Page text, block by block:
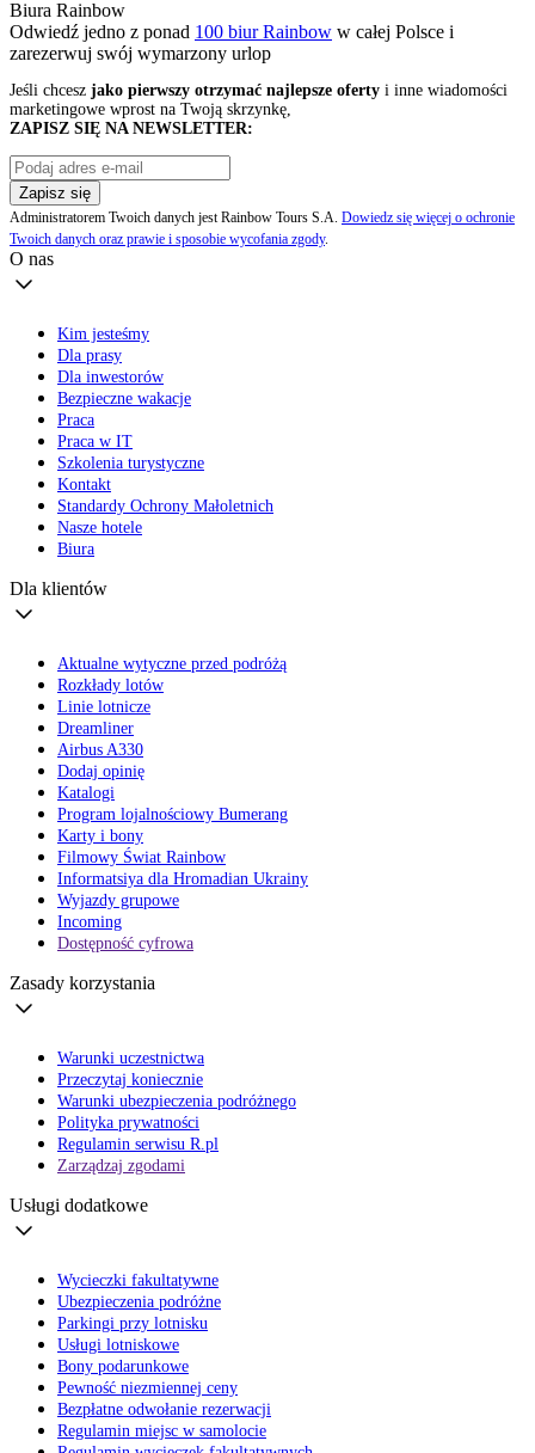
Biura Rainbow
Odwiedź jedno z ponad 100 biur Rainbow w całej Polsce i
zarezerwuj swój wymarzony urlop
Jeśli chcesz jako pierwszy otrzymać najlepsze oferty i inne wiadomości
marketingowe wprost na Twoją skrzynkę,
ZAPISZ SIĘ NA NEWSLETTER:
Zapisz się
Administratorem Twoich danych jest Rainbow Tours S.A. Dowiedz się więcej o ochronie
Twoich danych oraz prawie i sposobie wycofania zgody.
O nas
Kim jesteśmy
Dla prasy
Dla inwestorów
Bezpieczne wakacje
Praca
Praca w IT
Szkolenia turystyczne
Kontakt
Standardy Ochrony Małoletnich
Nasze hotele
Biura
Dla klientów
Aktualne wytyczne przed podróżą
Rozkłady lotów
Linie lotnicze
Dreamliner
Airbus A330
Dodaj opinię
Katalogi
Program lojalnościowy Bumerang
Karty i bony
Filmowy Świat Rainbow
Informatsiya dla Hromadian Ukrainy
Wyjazdy grupowe
Incoming
Dostępność cyfrowa
Zasady korzystania
Warunki uczestnictwa
Przeczytaj koniecznie
Warunki ubezpieczenia podróżnego
Polityka prywatności
Regulamin serwisu R.pl
Zarządzaj zgodami
Usługi dodatkowe
Wycieczki fakultatywne
Ubezpieczenia podróżne
Parkingi przy lotnisku
Usługi lotniskowe
Bony podarunkowe
Pewność niezmiennej ceny
Bezpłatne odwołanie rezerwacji
Regulamin miejsc w samolocie